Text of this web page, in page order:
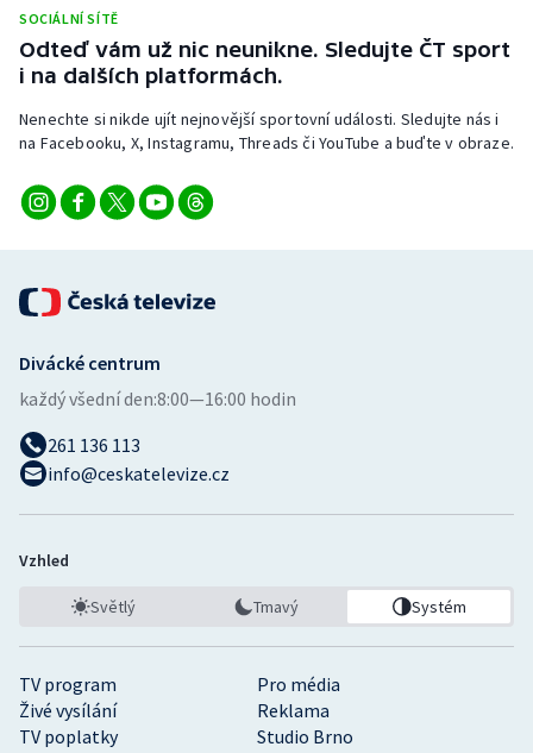
SOCIÁLNÍ SÍTĚ
Odteď vám už nic neunikne. Sledujte ČT sport
i na dalších platformách.
Nenechte si nikde ujít nejnovější sportovní události. Sledujte nás i
na Facebooku, X, Instagramu, Threads či YouTube a buďte v obraze.
TV program
Pro média
Živé vysílání
Reklama
TV poplatky
Studio Brno
Divácké centrum
každý všední den:8:00—16:00 hodin
261 136 113
info@ceskatelevize.cz
Vzhled
Světlý Tmavý Systém